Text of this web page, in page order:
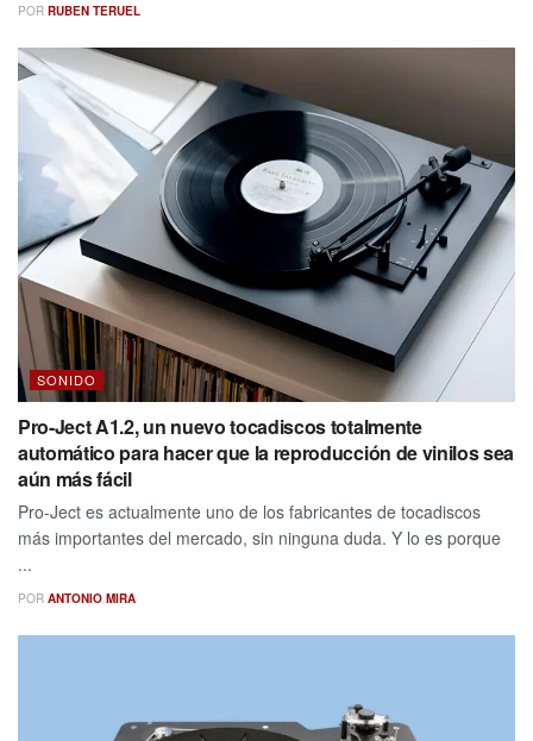
POR RUBEN TERUEL
SONIDO
Pro-Ject A1.2, un nuevo tocadiscos totalmente
automático para hacer que la reproducción de vinilos sea
aún más fácil
Pro-Ject es actualmente uno de los fabricantes de tocadiscos
más importantes del mercado, sin ninguna duda. Y lo es porque
...
POR ANTONIO MIRA